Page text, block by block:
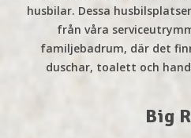
husbilar. Dessa
från våra
familjebadrum, där det
duschar, toalett och
Big